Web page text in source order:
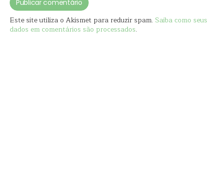
Este site utiliza o Akismet para reduzir spam. Saiba como seus
dados em comentários são processados.